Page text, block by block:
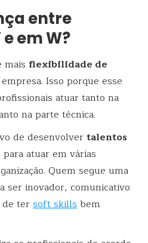
entre
em W?
mais flexibilidade de
Isso porque esse
atuar tanto na
na parte técnica.
de desenvolvertalentos
para atuar em várias
Quem segue uma
ser inovador, comunicativo
tersoft skillsbem